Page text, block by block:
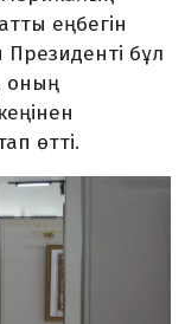
еңбегін
бұл
оның
өтті.